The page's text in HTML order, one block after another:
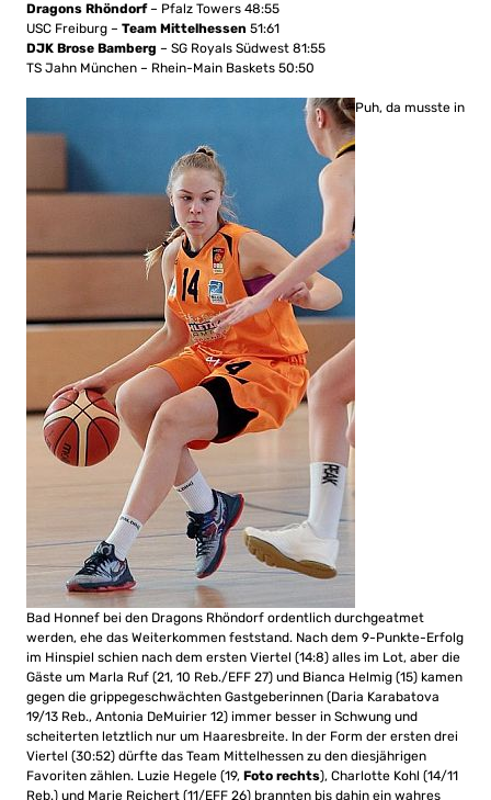
Dragons Rhöndorf– Pfalz Towers 48:55
USC Freiburg – Team Mittelhessen 51:61
DJK Brose Bamberg – SG Royals Südwest 81:55
TS Jahn München – Rhein-Main Baskets 50:50
Puh, da musste in
Bad Honnef bei den Dragons Rhöndorf ordentlich durchgeatmet
werden, ehe das Weiterkommen feststand. Nach dem 9-Punkte-Erfolg
im Hinspiel schien nach dem ersten Viertel (14:8) alles im Lot, aber die
Gäste um Marla Ruf (21, 10 Reb./EFF 27) und Bianca Helmig (15) kamen
gegen die grippegeschwächten Gastgeberinnen (Daria Karabatova
19/13 Reb., Antonia DeMuirier 12) immer besser in Schwung und
scheiterten letztlich nur um Haaresbreite. In der Form der ersten drei
Viertel (30:52) dürfte das Team Mittelhessen zu den diesjährigen
Favoriten zählen. Luzie Hegele (19, Foto rechts), Charlotte Kohl (14/11
Reb.) und Marie Reichert (11/EFF 26) brannten bis dahin ein wahres